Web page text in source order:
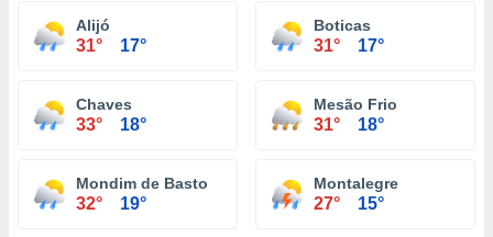
Alijó
31° 17°
Boticas
31° 17°
Chaves
33° 18°
Mesão Frio
31° 18°
Mondim de Basto
32° 19°
Montalegre
27° 15°